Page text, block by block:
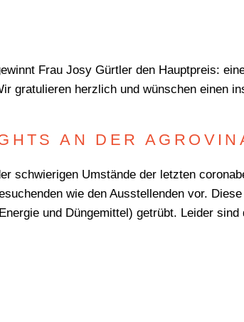
Frau Josy Gürtler den Hauptpreis:
gratulieren herzlich und wünschen einen
AN DER
schwierigen Umstände der letzten
wie den Ausstellenden vor.
und Düngemittel) getrübt. Leider